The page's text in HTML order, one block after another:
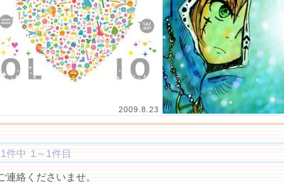
2009.8.23
1件中 1～1件目
絡くださいませ。